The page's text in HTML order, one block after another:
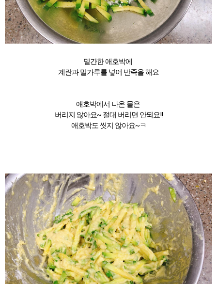
밑간한 애호박에
계란과 밀가루를 넣어 반죽을 해요
애호박에서 나온 물은
버리지 않아요~ 절대 버리면 안되요!!
애호박도 씻지 않아요~ㅋ